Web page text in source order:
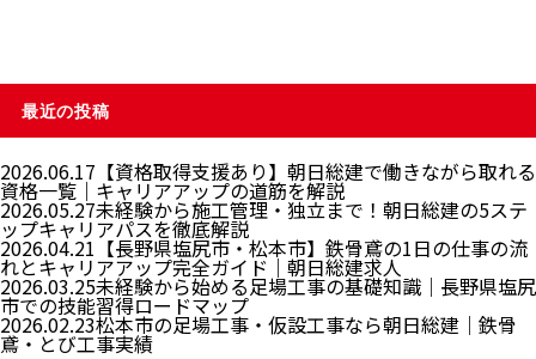
最近の投稿
2026.06.17 【資格取得支援あり】朝日総建で働きながら取れる
資格一覧｜キャリアアップの道筋を解説
2026.05.27未経験から施工管理・独立まで！朝日総建の5ステ
ップキャリアパスを徹底解説
2026.04.21 【長野県塩尻市・松本市】鉄骨鳶の1日の仕事の流
れとキャリアアップ完全ガイド｜朝日総建求人
2026.03.25未経験から始める足場工事の基礎知識｜長野県塩尻
市での技能習得ロードマップ
2026.02.23松本市の足場工事・仮設工事なら朝日総建｜鉄骨
鳶・とび工事実績